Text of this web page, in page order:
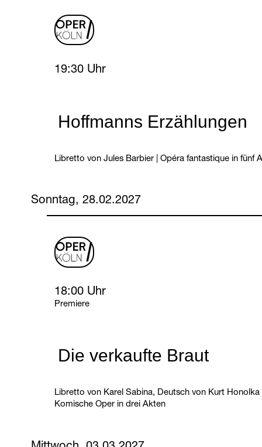
Hoffmanns Erzählungen
Libretto von Jules Barbier Opéra fantastique in fünf
Saturday, 27 February 2027
19:30 Uhr
oper
Sonntag, 28.02.2027
Die verkaufte Braut
Libretto von Karel Sabina, Deutsch von Kurt Honolka
Komische Oper in drei Akten
Sunday, 28 February 2027
18:00 Uhr
Premiere
oper